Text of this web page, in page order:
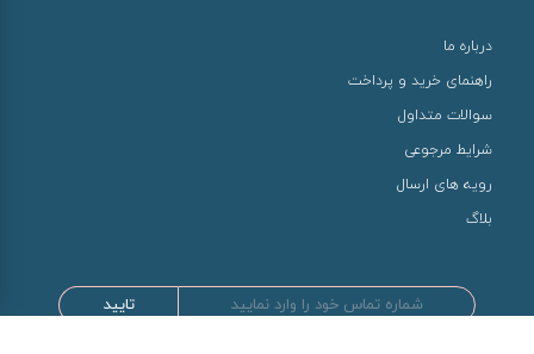
درباره ما
راهنمای خرید و پرداخت
سوالات متداول
شرایط مرجوعی
رویه های ارسال
بلاگ
تایید